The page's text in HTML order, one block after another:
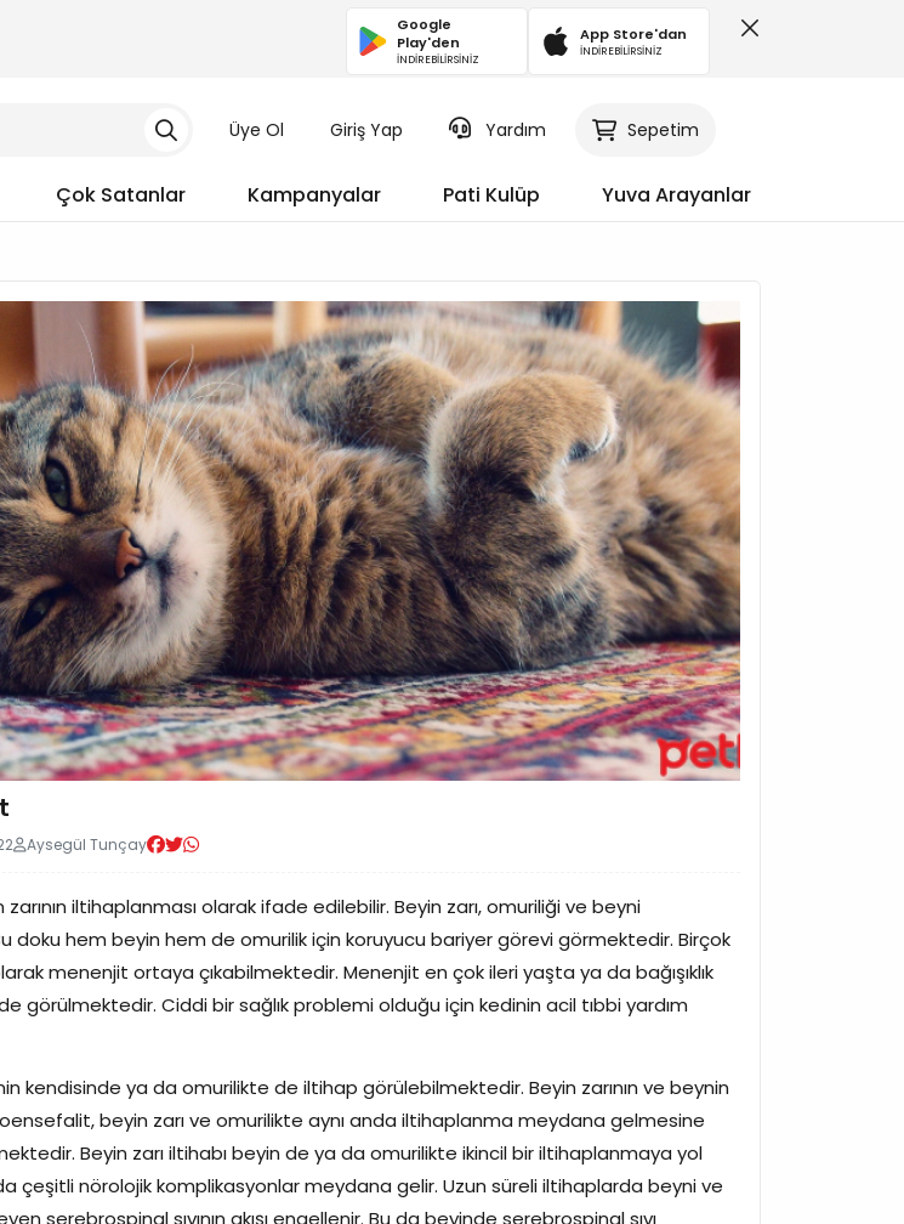
Google
Play'den
İNDİREBİLİRSİNİZ
App Store'dan
İNDİREBİLİRSİNİZ
Üye Ol Giriş Yap Yardım Sepetim
Çok Satanlar Kampanyalar Pati Kulüp Yuva Arayanlar
Aysegül Tunçay
iltihaplanması olarak ifade edilebilir. Beyin zarı, omuriliği ve beyni
doku hem beyin hem de omurilik için koruyucu bariyer görevi görmektedir. Birçok
menenjit ortaya çıkabilmektedir. Menenjit en çok ileri yaşta ya da bağışıklık
görülmektedir. Ciddi bir sağlık problemi olduğu için kedinin acil tıbbi yardım
kendisinde ya da omurilikte de iltihap görülebilmektedir. Beyin zarının ve beynin
beyin zarı ve omurilikte aynı anda iltihaplanma meydana gelmesine
Beyin zarı iltihabı beyin de ya da omurilikte ikincil bir iltihaplanmaya yol
çeşitli nörolojik komplikasyonlar meydana gelir. Uzun süreli iltihaplarda beyni ve
serebrospinal sıvının akışı engellenir. Bu da beyinde serebrospinal sıvı